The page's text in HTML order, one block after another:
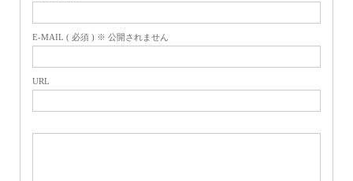
E-MAIL ( 必須 ) ※ 公開されません
URL